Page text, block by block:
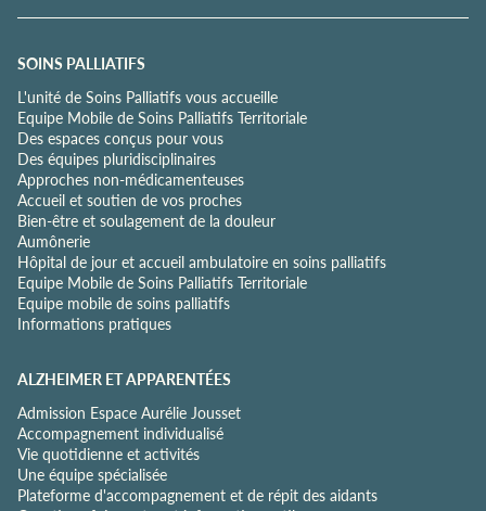
e
o
f
i
d
e
n
t
i
a
l
i
t
é
SOINS PALLIATIFS
L'unité de Soins Palliatifs vous accueille
Equipe Mobile de Soins Palliatifs Territoriale
Des espaces conçus pour vous
Des équipes pluridisciplinaires
Approches non-médicamenteuses
Accueil et soutien de vos proches
Bien-être et soulagement de la douleur
Aumônerie
Hôpital de jour et accueil ambulatoire en soins palliatifs
Equipe Mobile de Soins Palliatifs Territoriale
Equipe mobile de soins palliatifs
Informations pratiques
ALZHEIMER ET APPARENTÉES
Admission Espace Aurélie Jousset
Accompagnement individualisé
Vie quotidienne et activités
Une équipe spécialisée
Plateforme d'accompagnement et de répit des aidants